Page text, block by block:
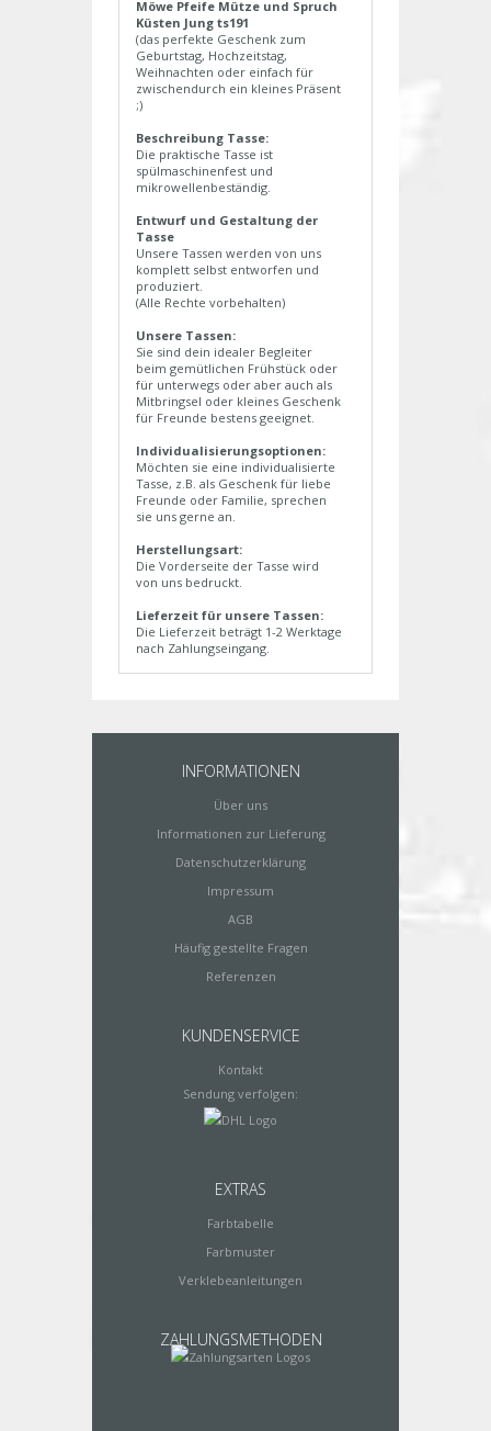
Möwe Pfeife Mütze und Spruch
Küsten Jung ts191
(das perfekte Geschenk zum
Geburtstag, Hochzeitstag,
Weihnachten oder einfach für
zwischendurch ein kleines Präsent
;)
Beschreibung Tasse:
Die praktische Tasse ist
spülmaschinenfest und
mikrowellenbeständig.
Entwurf und Gestaltung der
Tasse
Unsere Tassen werden von uns
komplett selbst entworfen und
produziert.
(Alle Rechte vorbehalten)
Unsere Tassen:
Sie sind dein idealer Begleiter
beim gemütlichen Frühstück oder
für unterwegs oder aber auch als
Mitbringsel oder kleines Geschenk
für Freunde bestens geeignet.
Individualisierungsoptionen:
Möchten sie eine individualisierte
Tasse, z.B. als Geschenk für liebe
Freunde oder Familie, sprechen
sie uns gerne an.
Herstellungsart:
Die Vorderseite der Tasse wird
von uns bedruckt.
Lieferzeit für unsere Tassen:
Die Lieferzeit beträgt 1-2 Werktage
nach Zahlungseingang.
INFORMATIONEN
Über uns
Informationen zur Lieferung
Datenschutzerklärung
Impressum
AGB
Häufig gestellte Fragen
Referenzen
KUNDENSERVICE
Kontakt
Sendung verfolgen:
EXTRAS
Farbtabelle
Farbmuster
Verklebeanleitungen
ZAHLUNGSMETHODEN